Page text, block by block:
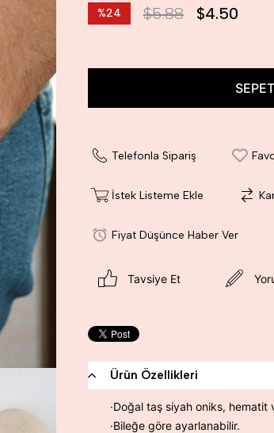
%24
$5.88 $4.50
Telefonla Sipariş
İstek Listeme Ekle
Fiyat Düşünce Haber Ver
Tavsiye Et
Ürün Özellikleri
·Doğal taş siyah oniks,
·Bileğe göre ayarlanabilir.